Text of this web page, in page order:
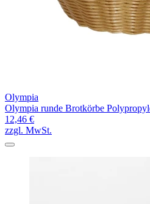
Olympia
Olympia runde Brotkörbe
12,46 €
zzgl. MwSt.